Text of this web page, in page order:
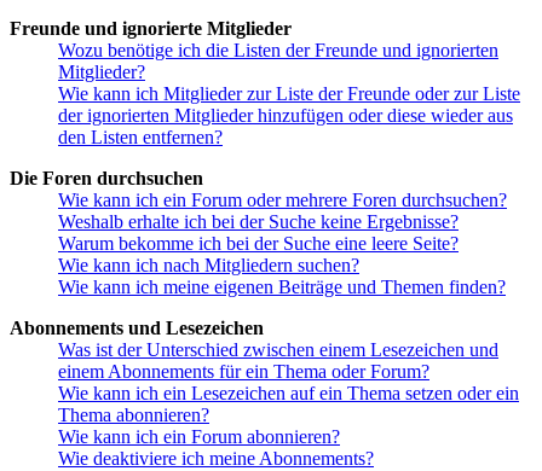
Freunde und ignorierte Mitglieder
Wozu benötige ich die Listen der Freunde und ignorierten
Mitglieder?
Wie kann ich Mitglieder zur Liste der Freunde oder zur Liste
der ignorierten Mitglieder hinzufügen oder diese wieder aus
den Listen entfernen?
Die Foren durchsuchen
Wie kann ich ein Forum oder mehrere Foren durchsuchen?
Weshalb erhalte ich bei der Suche keine Ergebnisse?
Warum bekomme ich bei der Suche eine leere Seite?
Wie kann ich nach Mitgliedern suchen?
Wie kann ich meine eigenen Beiträge und Themen finden?
Abonnements und Lesezeichen
Was ist der Unterschied zwischen einem Lesezeichen und
einem Abonnements für ein Thema oder Forum?
Wie kann ich ein Lesezeichen auf ein Thema setzen oder ein
Thema abonnieren?
Wie kann ich ein Forum abonnieren?
Wie deaktiviere ich meine Abonnements?